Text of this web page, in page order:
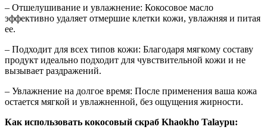
– Отшелушивание и увлажнение: Кокосовое масло
эффективно удаляет отмершие клетки кожи, увлажняя и питая
ее.
– Подходит для всех типов кожи: Благодаря мягкому составу
продукт идеально подходит для чувствительной кожи и не
вызывает раздражений.
– Увлажнение на долгое время: После применения ваша кожа
остается мягкой и увлажненной, без ощущения жирности.
Как использовать кокосовый скраб Khaokho Talaypu: